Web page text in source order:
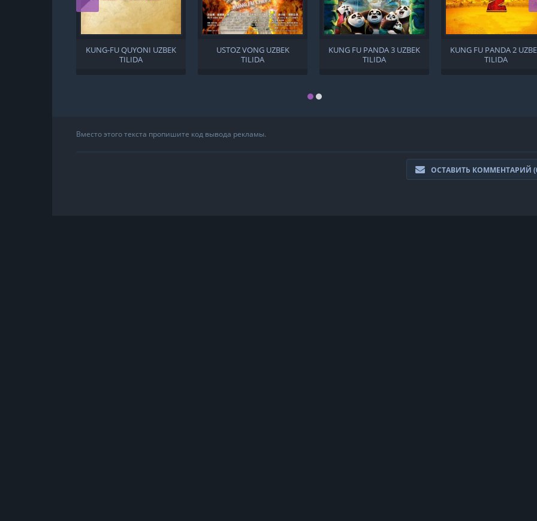
KUNG-FU QUYONI UZBEK
TILIDA
USTOZ VONG UZBEK
TILIDA
KUNG FU PANDA 3 UZBEK
TILIDA
KUNG FU PANDA 2
TILIDA
Вместо этого текста пропишите код вывода рекламы.
ОСТАВИТЬ КОММЕНТАРИЙ (